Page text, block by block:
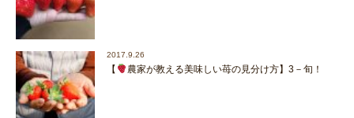
2017.9.26
【 農家が教える美味しい苺の見分け方】3－旬！